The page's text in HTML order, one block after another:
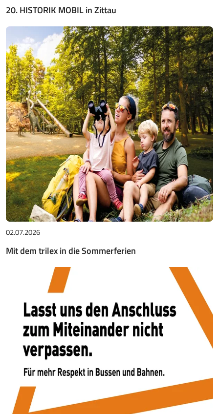
20. HISTORIK MOBIL in Zittau
02.07.2026
Mit dem trilex in die Sommerferien